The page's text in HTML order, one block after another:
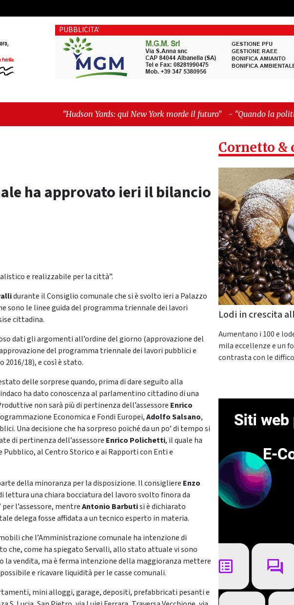
PUBBLICITA'
"Hudson Yards: qui New York morde il futuro" -"Quando la politica diventa
ha approvato ieri il bilancio
e realizzabile per la città”.
durante il Consiglio comunale che si è svolto ieri a Palazzo
sono le linee guida del programma triennale dei lavori
cittadina.
dati gli argomenti all’ordine del giorno (approvazione del
del programma triennale dei lavori pubblici e
2016/18), e così è stato.
delle sorprese quando, prima di dare seguito alla
ha dato conoscenza al parlamentino cittadino di una
non sarà più di pertinenza dell’assessore Enrico
Economica e Fondi Europei,Adolfo Salsano,
Una decisione che ha sorpreso poiché da un po’ di tempo si
di pertinenza dell’assessore Enrico Polichetti, il quale ha
al Centro Storico e ai Rapporti con Enti e
della minoranza per la disposizione. Il consigliere Enzo
lettura una chiara bocciatura del lavoro svolto finora da
l’assessore, mentreAntonio Barbutisi è dichiarato
delega fosse affidata a un tecnico esperto in materia.
che l’Amministrazione comunale ha intenzione di
che, come ha spiegato Servalli, allo stato attuale vi sono
la vendita, ma è ferma intenzione della maggioranza mettere
e ricavare liquidità per le casse comunali.
mini alloggi, garage, depositi, prefabbricati pesanti e
Cornetto &
Lodi in crescita
Aumentano i 100 e
mila eccellenze e un
contrasta con le